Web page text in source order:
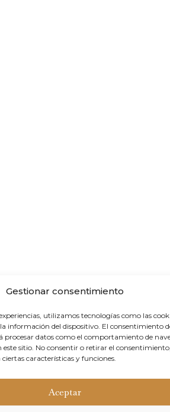
Gestionar consentimiento
utilizamos tecnologías como las
información del dispositivo. El consentimiento
procesar datos como el comportamiento de
este sitio. No consentir o retirar el
características y funciones.
Aceptar